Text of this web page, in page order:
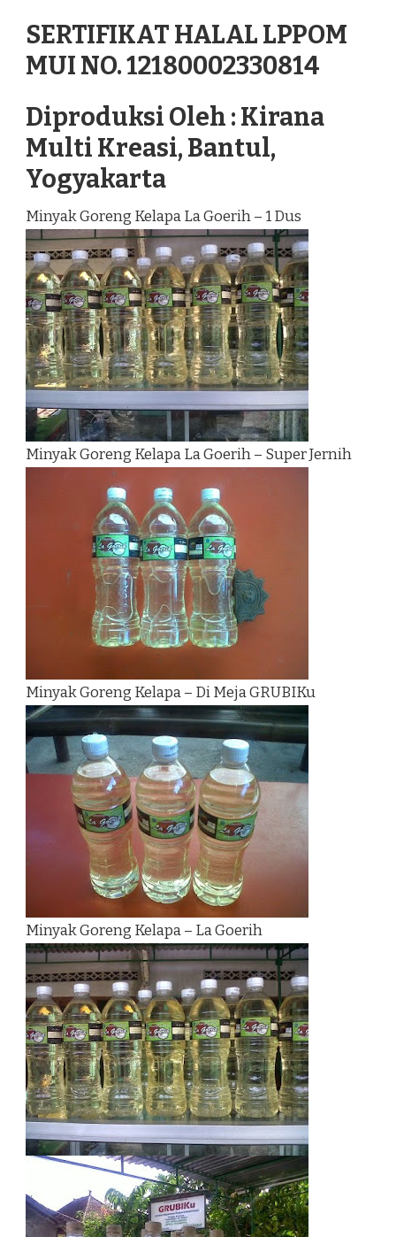
SERTIFIKAT HALAL LPPOM
MUI NO. 12180002330814
Diproduksi Oleh : Kirana
Multi Kreasi, Bantul,
Yogyakarta
Minyak Goreng Kelapa La Goerih – 1 Dus
Minyak Goreng Kelapa La Goerih – Super Jernih
Minyak Goreng Kelapa – Di Meja GRUBIKu
Minyak Goreng Kelapa – La Goerih